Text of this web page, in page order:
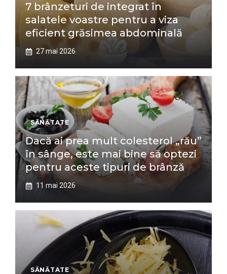
7 brânzeturi de integrat în
salatele voastre pentru a viza
eficient grăsimea abdominală
27 mai 2026
SĂNĂTATE
Dacă ai prea mult colesterol „rău”
în sânge, este mai bine să optezi
pentru aceste tipuri de brânză
11 mai 2026
SĂNĂTATE